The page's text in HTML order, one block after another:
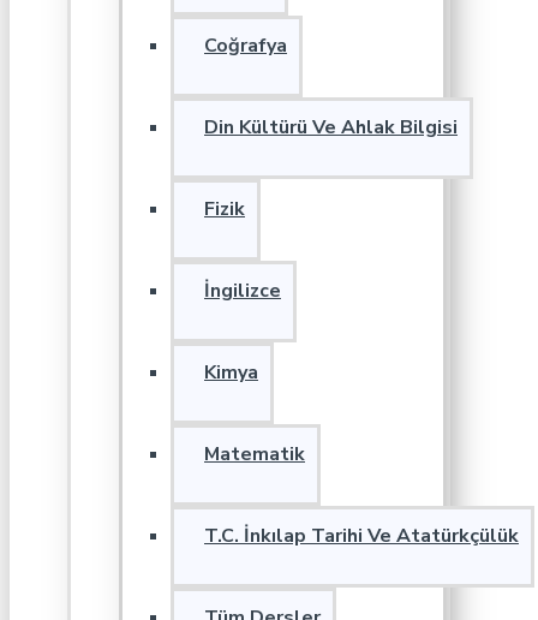
Coğrafya
Din Kültürü Ve Ahlak Bilgisi
Fizik
İngilizce
Kimya
Matematik
T.C. İnkılap Tarihi Ve Atatürkçülük